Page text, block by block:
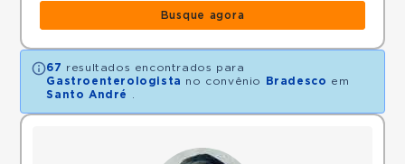
Busque agora
67 resultados encontrados para
Gastroenterologista no convênio Bradesco em
Santo André